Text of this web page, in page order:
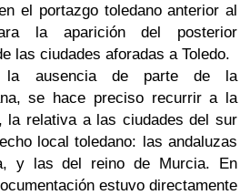
el portazgo toledano anterior al
la aparición del posterior
las ciudades aforadas a Toledo.
ausencia de parte de la
se hace preciso recurrir a la
la relativa a las ciudades del sur
local toledano: las andaluzas
y las del reino de Murcia. En
estuvo directamente